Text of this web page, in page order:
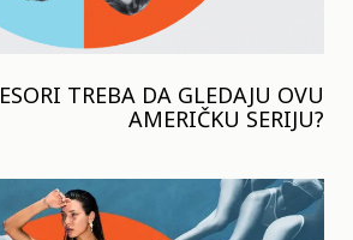
TREBA DA GLEDAJU OVU
AMERIČKU SERIJU?